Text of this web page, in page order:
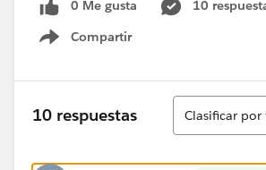
0 Me gusta
10
Compartir
Show menu
10 respuestas
Ordenar
Clasificar por